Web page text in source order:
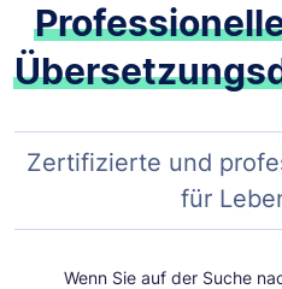
Zertifizierte und
für
Wenn Sie auf der Suche